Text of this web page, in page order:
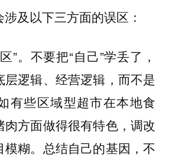
涉及以下三方面的误区：
”。不要把“自己”学丢了，
层逻辑、经营逻辑，而不是
有些区域型超市在本地食
肉方面做得很有特色，调改
模糊。总结自己的基因，不